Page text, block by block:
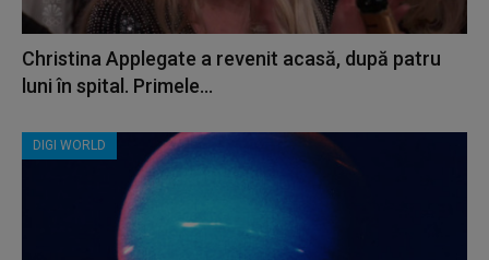
Christina Applegate a revenit acasă, după patru
luni în spital. Primele...
DIGI WORLD